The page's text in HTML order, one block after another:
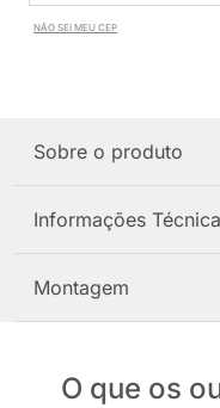
NÃO SEI MEU CEP
Sobre o produto
Informações
Montagem
O que os